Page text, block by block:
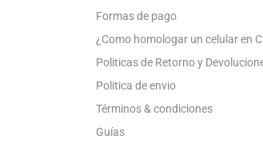
Formas de pago
¿Como homologar un celular en
Politicas de Retorno y
Politica de envio
Términos & condiciones
Guías